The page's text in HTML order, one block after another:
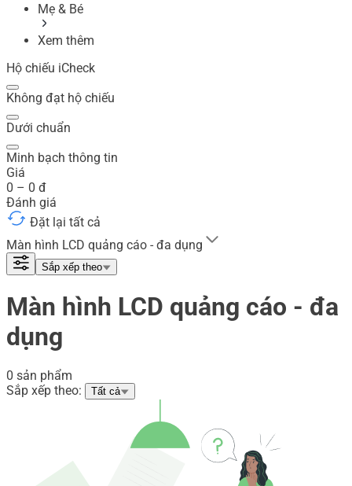
Mẹ & Bé
Xem thêm
Hộ chiếu iCheck
Không đạt hộ chiếu
Dưới chuẩn
Minh bạch thông tin
Giá
0 – 0 đ
Đánh giá
Đặt lại tất cả
Màn hình LCD quảng cáo - đa dụng
Sắp xếp theo
Màn hình LCD quảng cáo - đa
dụng
0 sản phẩm
Sắp xếp theo:
Tất cả